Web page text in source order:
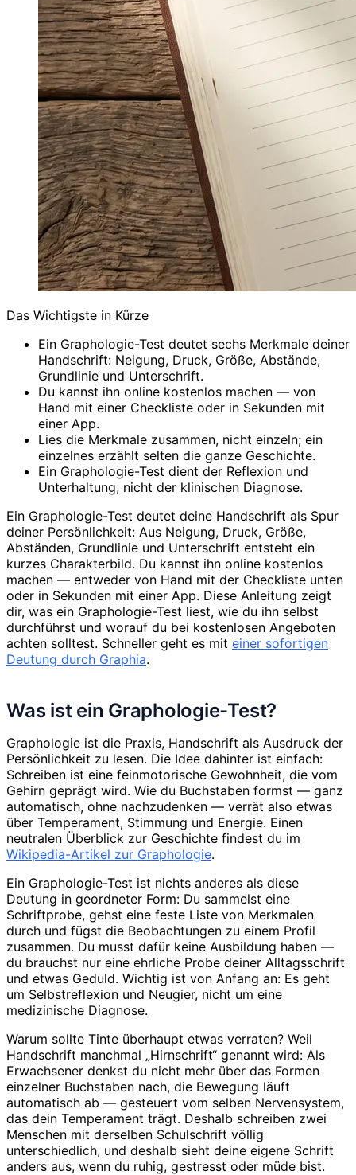
Das Wichtigste in Kürze
Ein Graphologie-Test deutet sechs Merkmale deiner
Handschrift: Neigung, Druck, Größe, Abstände,
Grundlinie und Unterschrift.
Du kannst ihn online kostenlos machen — von
Hand mit einer Checkliste oder in Sekunden mit
einer App.
Lies die Merkmale zusammen, nicht einzeln; ein
einzelnes erzählt selten die ganze Geschichte.
Ein Graphologie-Test dient der Reflexion und
Unterhaltung, nicht der klinischen Diagnose.
Ein Graphologie-Test deutet deine Handschrift als Spur
deiner Persönlichkeit: Aus Neigung, Druck, Größe,
Abständen, Grundlinie und Unterschrift entsteht ein
kurzes Charakterbild. Du kannst ihn online kostenlos
machen — entweder von Hand mit der Checkliste unten
oder in Sekunden mit einer App. Diese Anleitung zeigt
dir, was ein Graphologie-Test liest, wie du ihn selbst
durchführst und worauf du bei kostenlosen Angeboten
achten solltest. Schneller geht es mit einer sofortigen
Deutung durch Graphia.
Was ist ein Graphologie-Test?
Graphologie ist die Praxis, Handschrift als Ausdruck der
Persönlichkeit zu lesen. Die Idee dahinter ist einfach:
Schreiben ist eine feinmotorische Gewohnheit, die vom
Gehirn geprägt wird. Wie du Buchstaben formst — ganz
automatisch, ohne nachzudenken — verrät also etwas
über Temperament, Stimmung und Energie. Einen
neutralen Überblick zur Geschichte findest du im
Wikipedia-Artikel zur Graphologie.
Ein Graphologie-Test ist nichts anderes als diese
Deutung in geordneter Form: Du sammelst eine
Schriftprobe, gehst eine feste Liste von Merkmalen
durch und fügst die Beobachtungen zu einem Profil
zusammen. Du musst dafür keine Ausbildung haben —
du brauchst nur eine ehrliche Probe deiner Alltagsschrift
und etwas Geduld. Wichtig ist von Anfang an: Es geht
um Selbstreflexion und Neugier, nicht um eine
medizinische Diagnose.
Warum sollte Tinte überhaupt etwas verraten? Weil
Handschrift manchmal „Hirnschrift“ genannt wird: Als
Erwachsener denkst du nicht mehr über das Formen
einzelner Buchstaben nach, die Bewegung läuft
automatisch ab — gesteuert vom selben Nervensystem,
das dein Temperament trägt. Deshalb schreiben zwei
Menschen mit derselben Schulschrift völlig
unterschiedlich, und deshalb sieht deine eigene Schrift
anders aus, wenn du ruhig, gestresst oder müde bist.